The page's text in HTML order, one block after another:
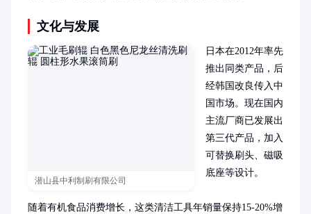
文化与发展
潜山县中利制刷有限公司
日本在2012年率先
推出同类产品，后
经韩国改良传入中
国市场。现在国内
主流厂商已发展出
第三代产品，加入
可替换刷头、磁吸
底座等设计。
随着有机食品消费增长，这类清洁工具年销量保持15-20%增